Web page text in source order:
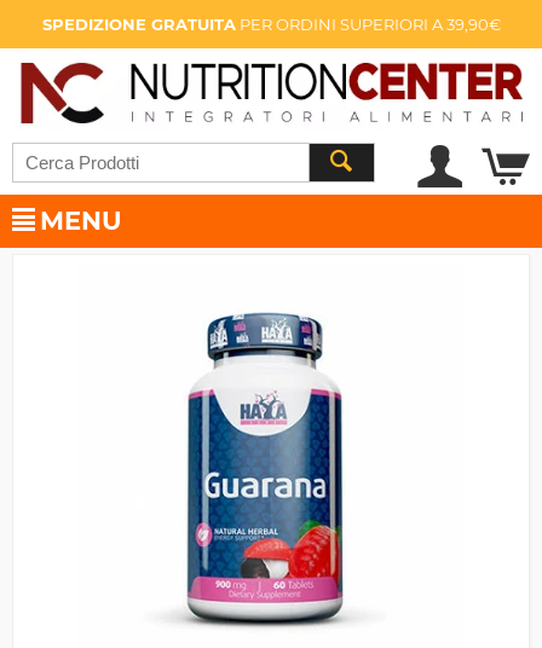
SPEDIZIONE GRATUITAPER ORDINI SUPERIORI A 39,90€
MENU